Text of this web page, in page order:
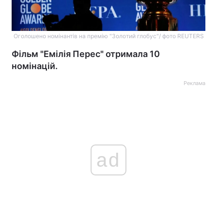
Оголошено номінантів на премію "Золотий глобус"/ фото REUTERS
Фільм "Емілія Перес" отримала 10
номінацій.
Реклама
ad